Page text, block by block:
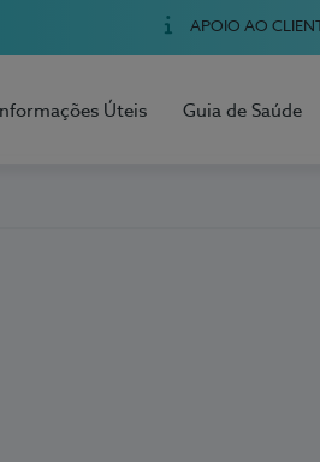
APOIO AO
Informações Úteis Guia de Saúde